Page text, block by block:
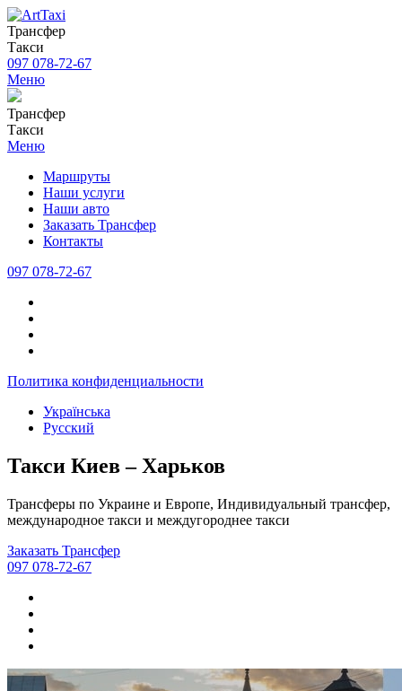
Трансфер
Такси
097 078-72-67
Меню
Трансфер
Такси
Меню
Маршруты
Наши услуги
Наши авто
Заказать Трансфер
Контакты
097 078-72-67
Политика конфиденциальности
Українська
Русский
Такси Киев – Харьков
Трансферы по Украине и Европе, Индивидуальный трансфер,
международное такси и междугороднее такси
Заказать Трансфер
097 078-72-67